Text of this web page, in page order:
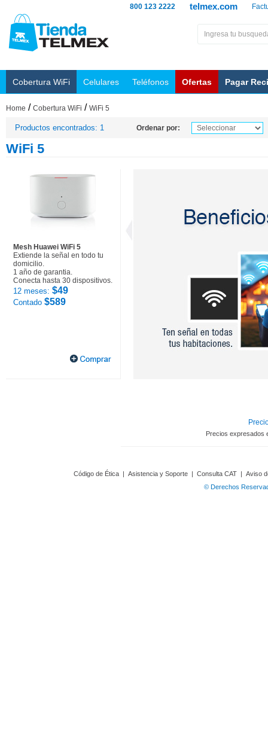
telmex.com
800 123 2222
Cobertura WiFi Celulares Teléfonos Ofertas Pagar
Home / Cobertura WiFi / WiFi 5
Productos encontrados: 1 Ordenar por:
WiFi 5
Mesh Huawei WiFi 5
Extiende la señal en todo tu
domicilio.
1 año de garantia.
Conecta hasta 30 dispositivos.
12 meses: $49
Contado $589
Precios expresados
Código de Ética | Asistencia y Soporte | Consulta CAT | Aviso
© Derechos